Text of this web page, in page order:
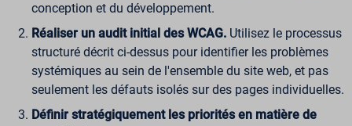
conception et du développement.
Réaliser un audit initial des WCAG. Utilisez le processus
structuré décrit ci-dessus pour identifier les problèmes
systémiques au sein de l'ensemble du site web, et pas
seulement les défauts isolés sur des pages individuelles.
Définir stratégiquement les priorités en matière de